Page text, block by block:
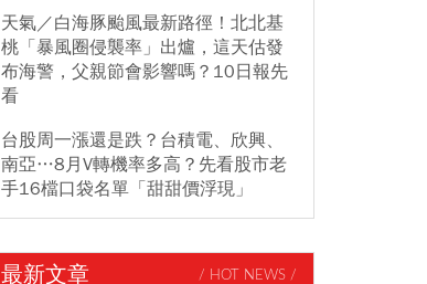
天氣／白海豚颱風最新路徑！北北基
桃「暴風圈侵襲率」出爐，這天估發
布海警，父親節會影響嗎？10日報先
看
台股周一漲還是跌？台積電、欣興、
南亞…8月V轉機率多高？先看股市老
手16檔口袋名單「甜甜價浮現」
最新文章 / HOT NEWS /